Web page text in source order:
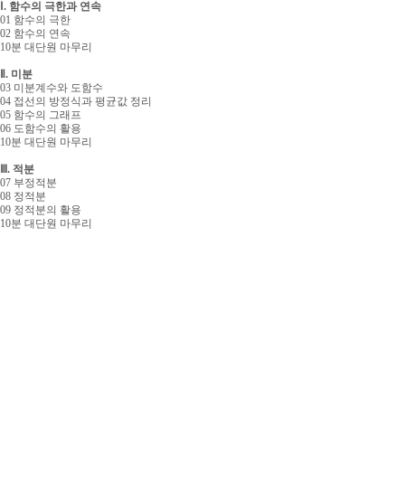
Ⅰ. 함수의 극한과 연속
01 함수의 극한
02 함수의 연속
10분 대단원 마무리
Ⅱ. 미분
03 미분계수와 도함수
04 접선의 방정식과 평균값 정리
05 함수의 그래프
06 도함수의 활용
10분 대단원 마무리
Ⅲ. 적분
07 부정적분
08 정적분
09 정적분의 활용
10분 대단원 마무리